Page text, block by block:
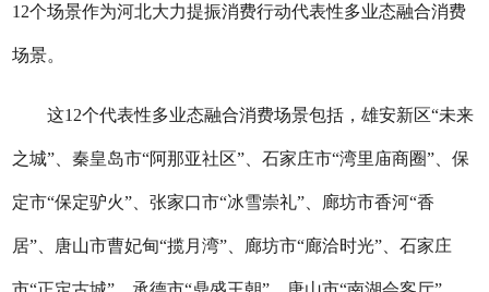
12个场景作为河北大力提振消费行动代表性多业态融合消费
场景。
这12个代表性多业态融合消费场景包括，雄安新区“未来
之城”、秦皇岛市“阿那亚社区”、石家庄市“湾里庙商圈”、保
定市“保定驴火”、张家口市“冰雪崇礼”、廊坊市香河“香
居”、唐山市曹妃甸“揽月湾”、廊坊市“廊洽时光”、石家庄